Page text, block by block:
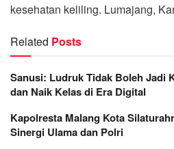
kesehatan keliling. Lumajang,
Related Posts
Sanusi: Ludruk Tidak Boleh Jadi
dan Naik Kelas di Era Digital
Kapolresta Malang Kota
Sinergi Ulama dan Polri